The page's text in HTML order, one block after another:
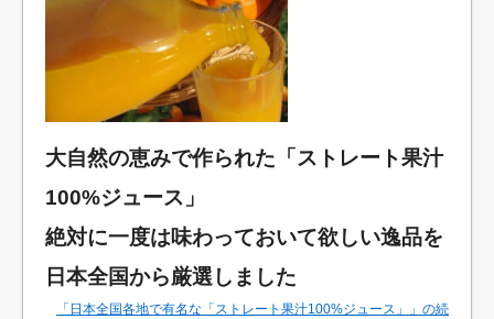
大自然の恵みで作られた「ストレート果汁
100%ジュース」
絶対に一度は味わっておいて欲しい逸品を
日本全国から厳選しました
「日本全国各地で有名な「ストレート果汁100%ジュース」」の続